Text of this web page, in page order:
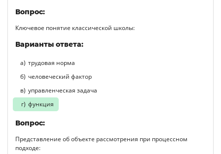
Вопрос:
Ключевое понятие классической школы:
Варианты ответа:
трудовая норма
человеческий фактор
управленческая задача
функция
Вопрос:
Представление об объекте рассмотрения при процессном
подходе: